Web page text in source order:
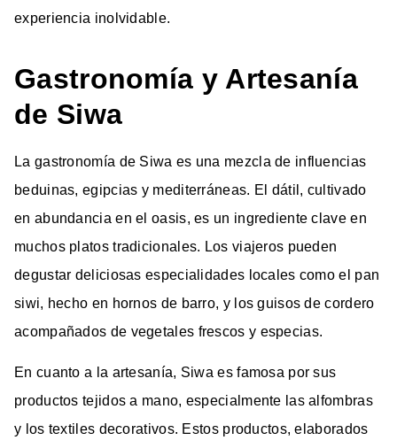
experiencia inolvidable.
Gastronomía y Artesanía
de Siwa
La gastronomía de Siwa es una mezcla de influencias
beduinas, egipcias y mediterráneas. El dátil, cultivado
en abundancia en el oasis, es un ingrediente clave en
muchos platos tradicionales. Los viajeros pueden
degustar deliciosas especialidades locales como el pan
siwi, hecho en hornos de barro, y los guisos de cordero
acompañados de vegetales frescos y especias.
En cuanto a la artesanía, Siwa es famosa por sus
productos tejidos a mano, especialmente las alfombras
y los textiles decorativos. Estos productos, elaborados